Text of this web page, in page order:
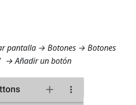
pantalla → Botones → Botones
→Añadir un botón